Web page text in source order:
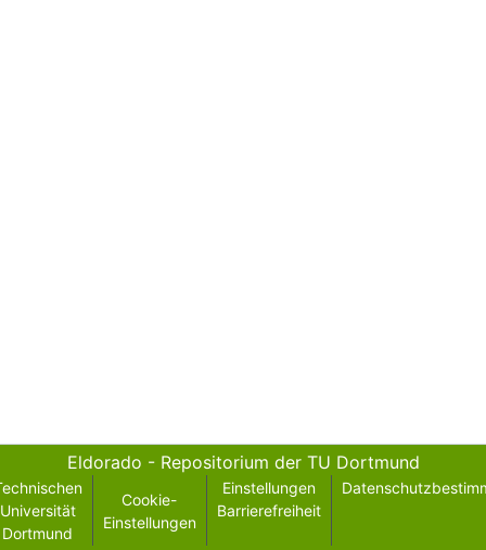
Eldorado - Repositorium der TU Dortmund
Universität
Dortmund
Cookie-
Einstellungen
Einstellungen
Barrierefreiheit